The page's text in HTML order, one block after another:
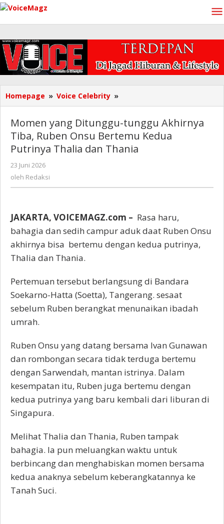
Lewati
konten
Homepage » Voice Celebrity »
yang
tunggu
Akhirnya
Tiba,
Kedua
dan
Thania
Momen yang Ditunggu-tunggu Akhirnya
Tiba, Ruben Onsu Bertemu Kedua
Putrinya Thalia dan Thania
23 Juni 2026
oleh Redaksi
JAKARTA, VOICEMAGZ.com – Rasa haru,
bahagia dan sedih campur aduk daat Ruben Onsu
akhirnya bisa bertemu dengan kedua putrinya,
Thalia dan Thania.
Pertemuan tersebut berlangsung di Bandara
Soekarno-Hatta (Soetta), Tangerang. sesaat
sebelum Ruben berangkat menunaikan ibadah
umrah.
Ruben Onsu yang datang bersama Ivan Gunawan
dan rombongan secara tidak terduga bertemu
dengan Sarwendah, mantan istrinya. Dalam
kesempatan itu, Ruben juga bertemu dengan
kedua putrinya yang baru kembali dari liburan di
Singapura.
Melihat Thalia dan Thania, Ruben tampak
bahagia. Ia pun meluangkan waktu untuk
berbincang dan menghabiskan momen bersama
kedua anaknya sebelum keberangkatannya ke
Tanah Suci.